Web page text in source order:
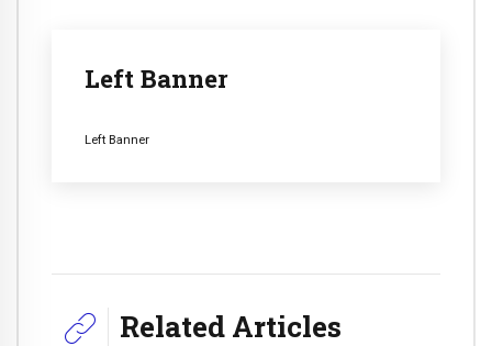
Left Banner
Left Banner
Related Articles